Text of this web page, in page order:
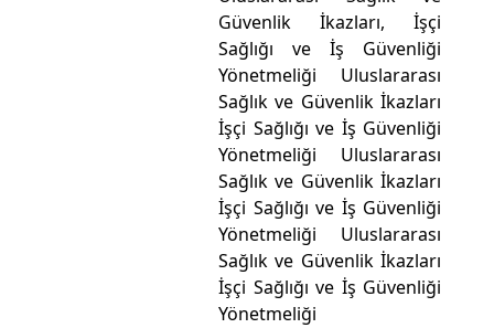
Güvenlik İkazları, İşçi
Sağlığı ve İş Güvenliği
Yönetmeliği Uluslararası
Sağlık ve Güvenlik İkazları
İşçi Sağlığı ve İş Güvenliği
Yönetmeliği Uluslararası
Sağlık ve Güvenlik İkazları
İşçi Sağlığı ve İş Güvenliği
Yönetmeliği Uluslararası
Sağlık ve Güvenlik İkazları
İşçi Sağlığı ve İş Güvenliği
Yönetmeliği